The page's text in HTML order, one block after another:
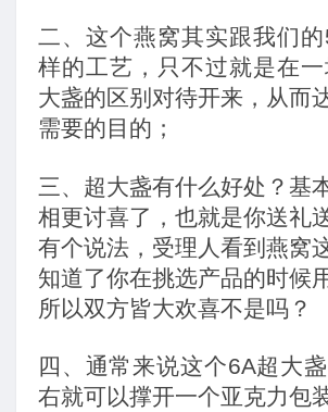
二、 这个燕窝其实跟我们的
样的工艺，只不过就是在一
大盏的区别对待开来，从而
需要的目的；
三、 超大盏有什么好处？基
相更讨喜了，也就是你送礼
有个说法，受理人看到燕窝
知道了你在挑选产品的时候
所以双方皆大欢喜不是吗？
四、 通常来说这个6A超大
右就可以撑开一个亚克力包